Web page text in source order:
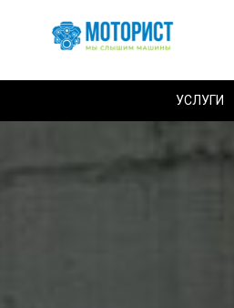
УСЛУГИ